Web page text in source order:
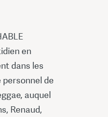
en
dans les
de
auquel
Renaud,